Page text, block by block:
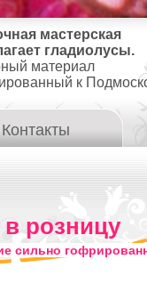
мастерская
гладиолусы.
материал
к
Контакты
розницу
сильно